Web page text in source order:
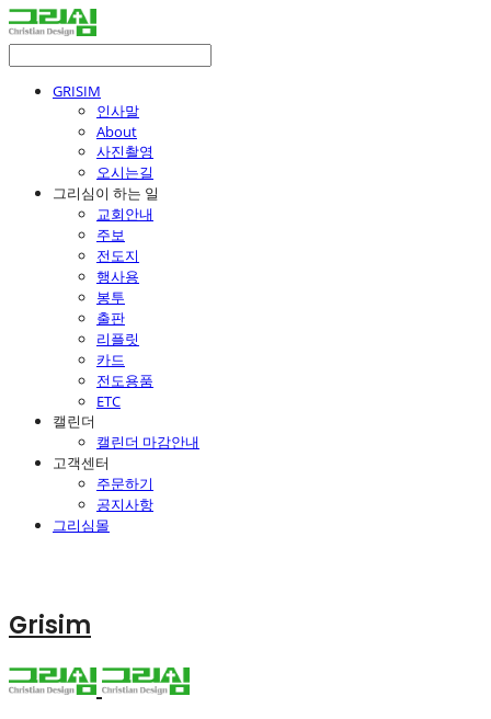
GRISIM
인사말
About
사진촬영
오시는길
그리심이 하는 일
교회안내
주보
전도지
행사용
봉투
출판
리플릿
카드
전도용품
ETC
캘린더
캘린더 마감안내
고객센터
주문하기
공지사항
그리심몰
Grisim